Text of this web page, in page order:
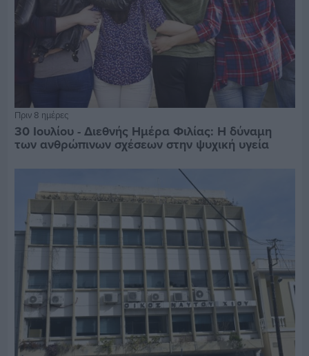
Πριν 8 ημέρες
30 Ιουλίου - Διεθνής Ημέρα Φιλίας: Η δύναμη
των ανθρώπινων σχέσεων στην ψυχική υγεία